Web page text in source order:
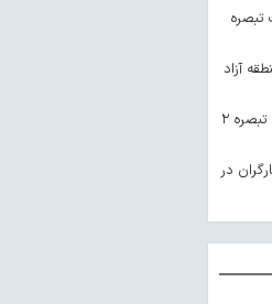
تبصره
آزاد
پرداخت ۶۶۲ میلیارد ریال تسهیلات از منابع تبصره ۲
در